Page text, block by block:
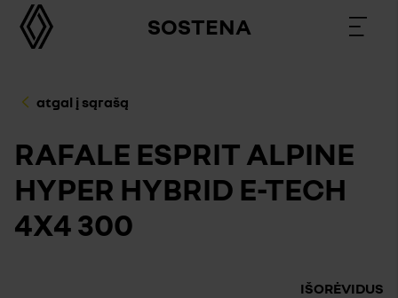
SOSTENA
atgal į sąrašą
RAFALE ESPRIT ALPINE
HYPER HYBRID E-TECH
4X4 300
IŠORĖVIDUS